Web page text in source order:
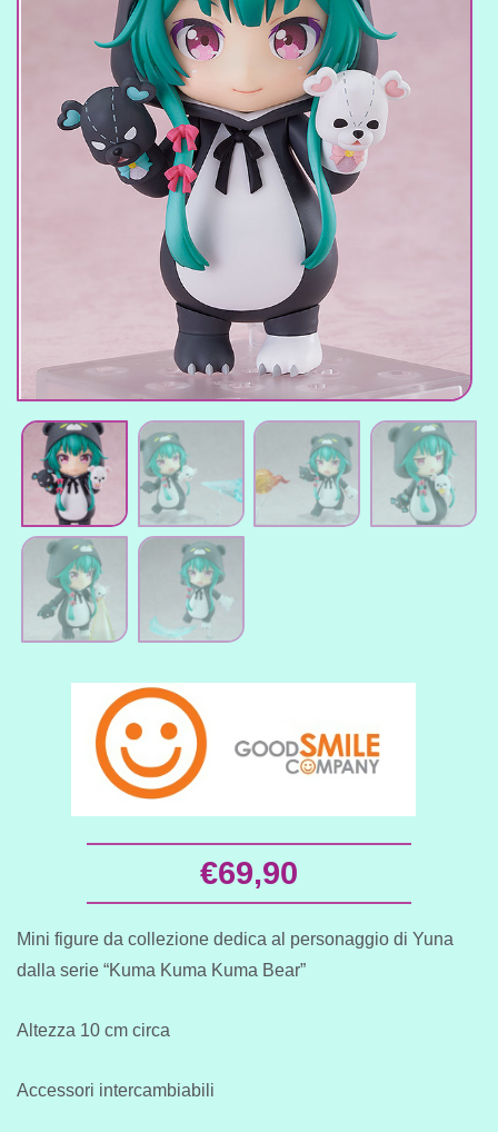
€69,90
Mini figure da collezione dedica al personaggio di Yuna
dalla serie “Kuma Kuma Kuma Bear”
Altezza 10 cm circa
Accessori intercambiabili